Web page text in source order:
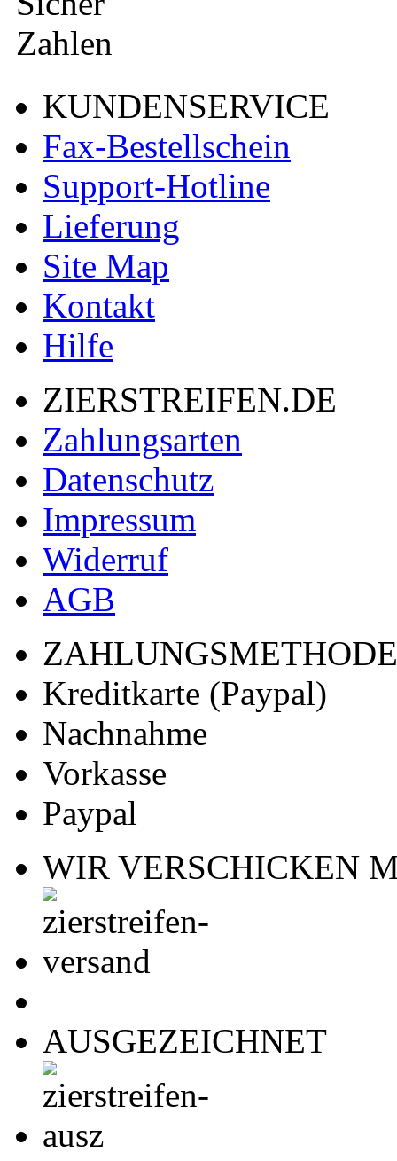
KUNDENSERVICE
Fax-Bestellschein
Support-Hotline
Lieferung
Site Map
Kontakt
Hilfe
ZIERSTREIFEN.DE
Zahlungsarten
Datenschutz
Impressum
Widerruf
AGB
Kreditkarte (Paypal)
Nachnahme
Vorkasse
Paypal
WIR VERSCHICKEN
AUSGEZEICHNET